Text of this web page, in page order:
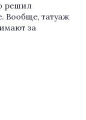
решил
Вообще, татуаж
за